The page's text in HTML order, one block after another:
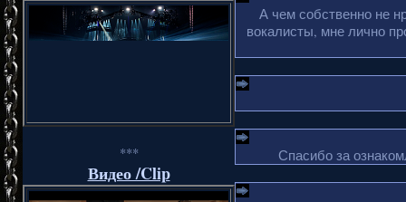
***
Видео /Clip
А чем собственно не
вокалисты, мне лично
Спасибо за